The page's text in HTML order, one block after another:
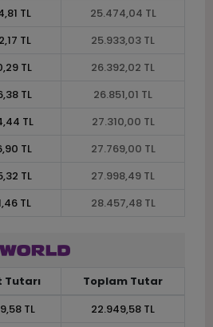
TL
25.474,04 TL
TL
25.933,03 TL
TL
26.392,02 TL
TL
26.851,01 TL
TL
27.310,00 TL
TL
27.769,00 TL
TL
27.998,49 TL
TL 28.457,48 TL
Tutarı
Toplam Tutar
TL
22.949,58 TL